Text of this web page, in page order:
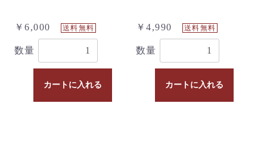
￥6,000 送料無料
数量
カートに入れる
￥4,990 送料無料
数量
カートに入れる